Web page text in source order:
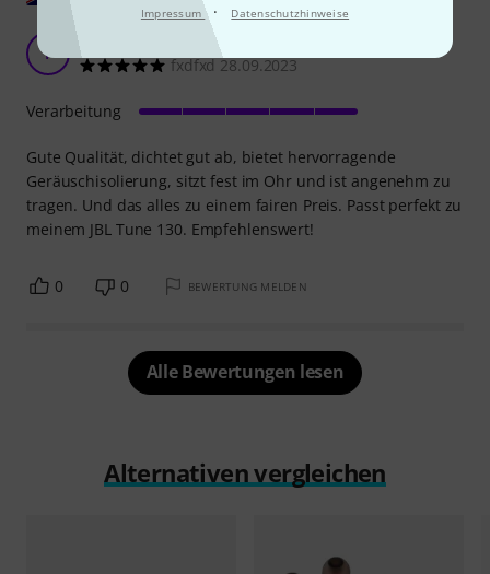
Impressum · Datenschutzhinweise
F
fxdfxd 28.09.2023
Gute Qualität, dichtet gut ab, bietet hervorragende
Geräuschisolierung, sitzt fest im Ohr und ist angenehm zu
tragen. Und das alles zu einem fairen Preis. Passt perfekt zu
meinem JBL Tune 130. Empfehlenswert!
Verarbeitung
0 0 BEWERTUNG MELDEN
Alle Bewertungen lesen
Alternativen vergleichen